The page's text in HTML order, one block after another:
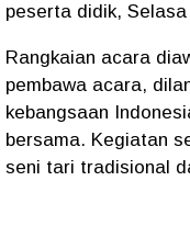
peserta didik, Selasa
Rangkaian acara
pembawa acara,
kebangsaan
bersama. Kegiatan
seni tari tradisional